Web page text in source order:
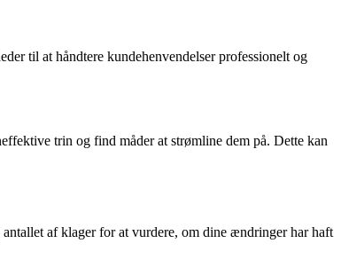
til at håndtere kundehenvendelser professionelt og
trin og find måder at strømline dem på. Dette kan
af klager for at vurdere, om dine ændringer har haft